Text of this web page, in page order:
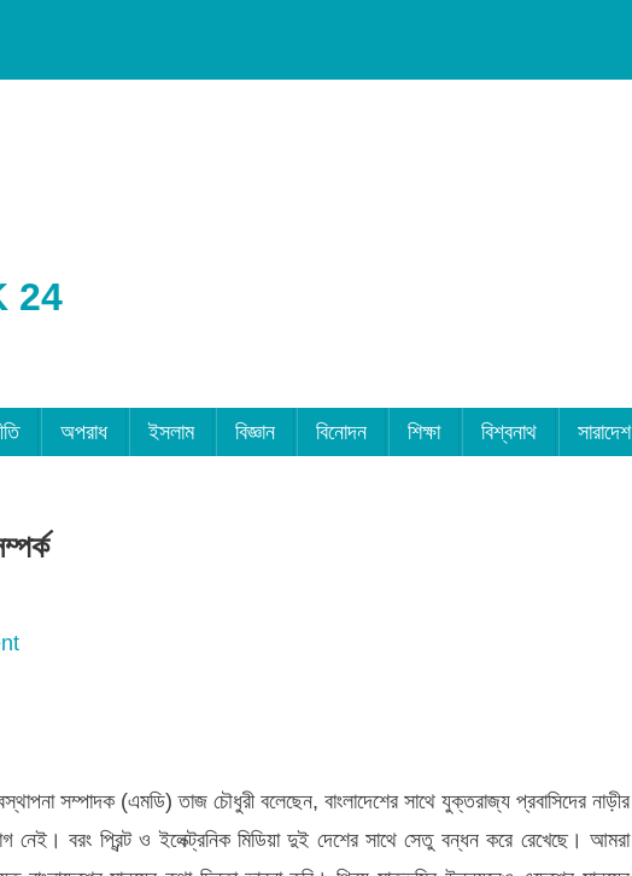
24
অপরাধ ইসলাম বিজ্ঞান বিনোদন শিক্ষা বিশ্বনাথ সারাদেশ
on
নাড়ীর
সম্পর্ক
সম্পাদক (এমডি) তাজ চৌধুরী বলেছেন, বাংলাদেশের সাথে যুক্তরাজ্য প্রবাসিদের নাড়ীর
বরং প্রিন্ট ও ইলেক্ট্রনিক মিডিয়া দুই দেশের সাথে সেতু বন্ধন করে রেখেছে। আমরা